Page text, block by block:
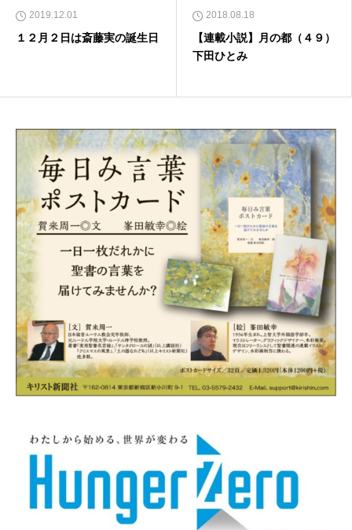
2019.12.01
１２月２日は斎藤実の誕生日
2018.08.18
【連載小説】月の都（４９）
下田ひとみ